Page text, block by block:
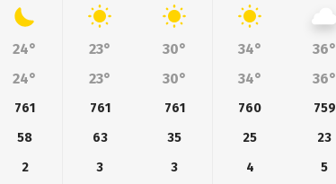
24° 23° 30° 34° 36°
24° 23° 30° 34° 36°
761 761 761 760 759
58 63 35 25 23
2 3 3 4 5